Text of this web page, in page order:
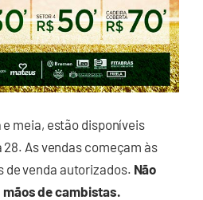
meia, estão disponíveis
As vendas começam às
de venda autorizados. Não
de cambistas.